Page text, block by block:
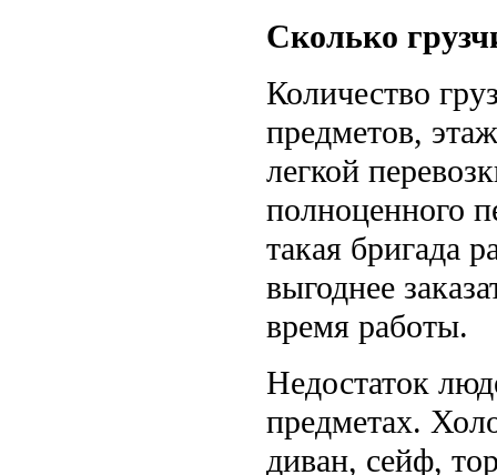
Сколько
Количество
предметов,
легкой
полноценного
такая бригада
выгоднее
время работы.
Недостаток
предметах.
диван, сейф,